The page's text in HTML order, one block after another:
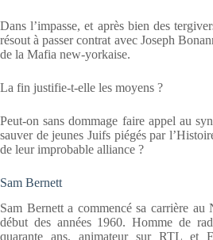
Dans l’impasse, et après bien des
résout à passer contrat avec Joseph
de la Mafia new-yorkaise.
La fin justifie-t-elle les moyens ?
Peut-on sans dommage faire appel au
sauver de jeunes Juifs piégés par
de leur improbable alliance ?
Sam Bernett
Sam Bernett a commencé sa carrière au
début des années 1960. Homme de
quarante ans, animateur sur RTL et